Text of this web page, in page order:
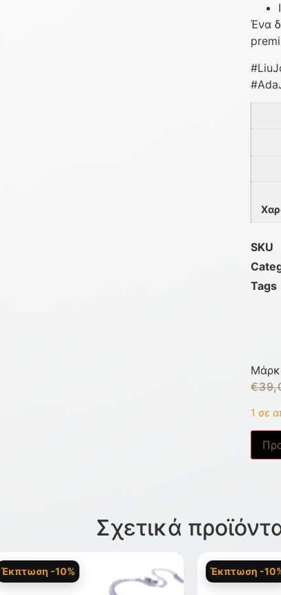
Ένα
SKU
Tags
€
1 σε
Σχετικά
Έκπτωση -10% Έκπτωση -